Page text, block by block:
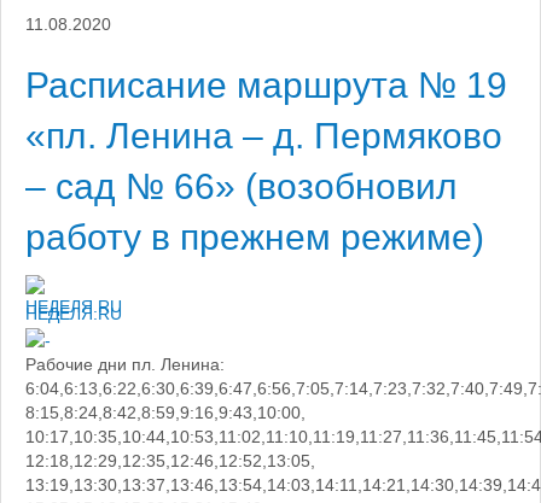
11.08.2020
Расписание маршрута № 19
«пл. Ленина – д. Пермяково
– сад № 66» (возобновил
работу в прежнем режиме)
НЕДЕЛЯ.RU
Рабочие дни пл. Ленина:
8:15,8:24,8:42,8:59,9:16,9:43,10:00,
12:18,12:29,12:35,12:46,12:52,13:05,